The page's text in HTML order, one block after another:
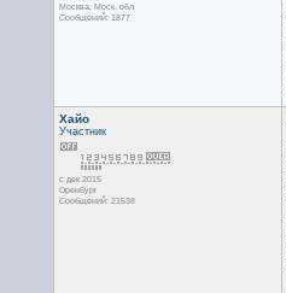
Москва, Mоск. обл
Сообщений: 1877
Хайо
Участник
с дек 2015
Оренбург
Сообщений: 21538